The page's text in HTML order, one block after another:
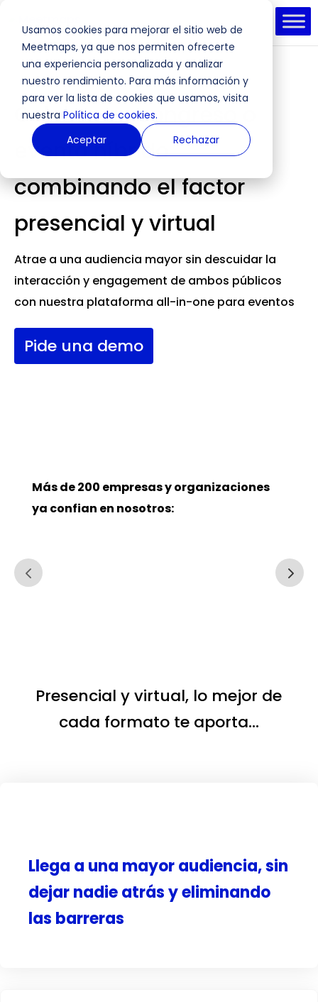
Usamos cookies para mejorar el sitio web de
Meetmaps, ya que nos permiten ofrecerte
una experiencia personalizada y analizar
nuestro rendimiento. Para más información y
para ver la lista de cookies que usamos, visita
nuestra Política de cookies.
Aceptar
Rechazar
Celebra un congreso o
evento híbrido
combinando el factor
presencial y virtual
Atrae a una audiencia mayor sin descuidar la
interacción y engagement de ambos públicos
con nuestra plataforma all-in-one para eventos
Pide una demo
Más de 200 empresas y organizaciones
ya confian en nosotros:
Presencial y virtual, lo mejor de
cada formato te aporta…
Llega a una mayor audiencia, sin
dejar nadie atrás y eliminando
las barreras